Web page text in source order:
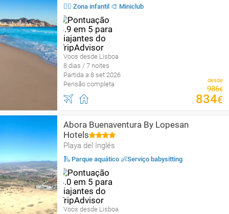
🤹‍♂️ Zona infantil 🎨 Miniclub
Voos desde Lisboa
8 dias / 7 noites
Partida a 8 set 2026
Pensão completa
desde
986€
834€
Abora Buenaventura By Lopesan
Hotels
Playa del Inglés
🛝 Parque aquático 👶Serviço babysitting
Voos desde Lisboa